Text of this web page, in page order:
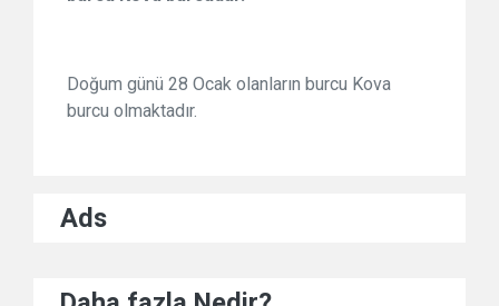
Doğum günü 28 Ocak olanların burcu Kova
burcu olmaktadır.
Ads